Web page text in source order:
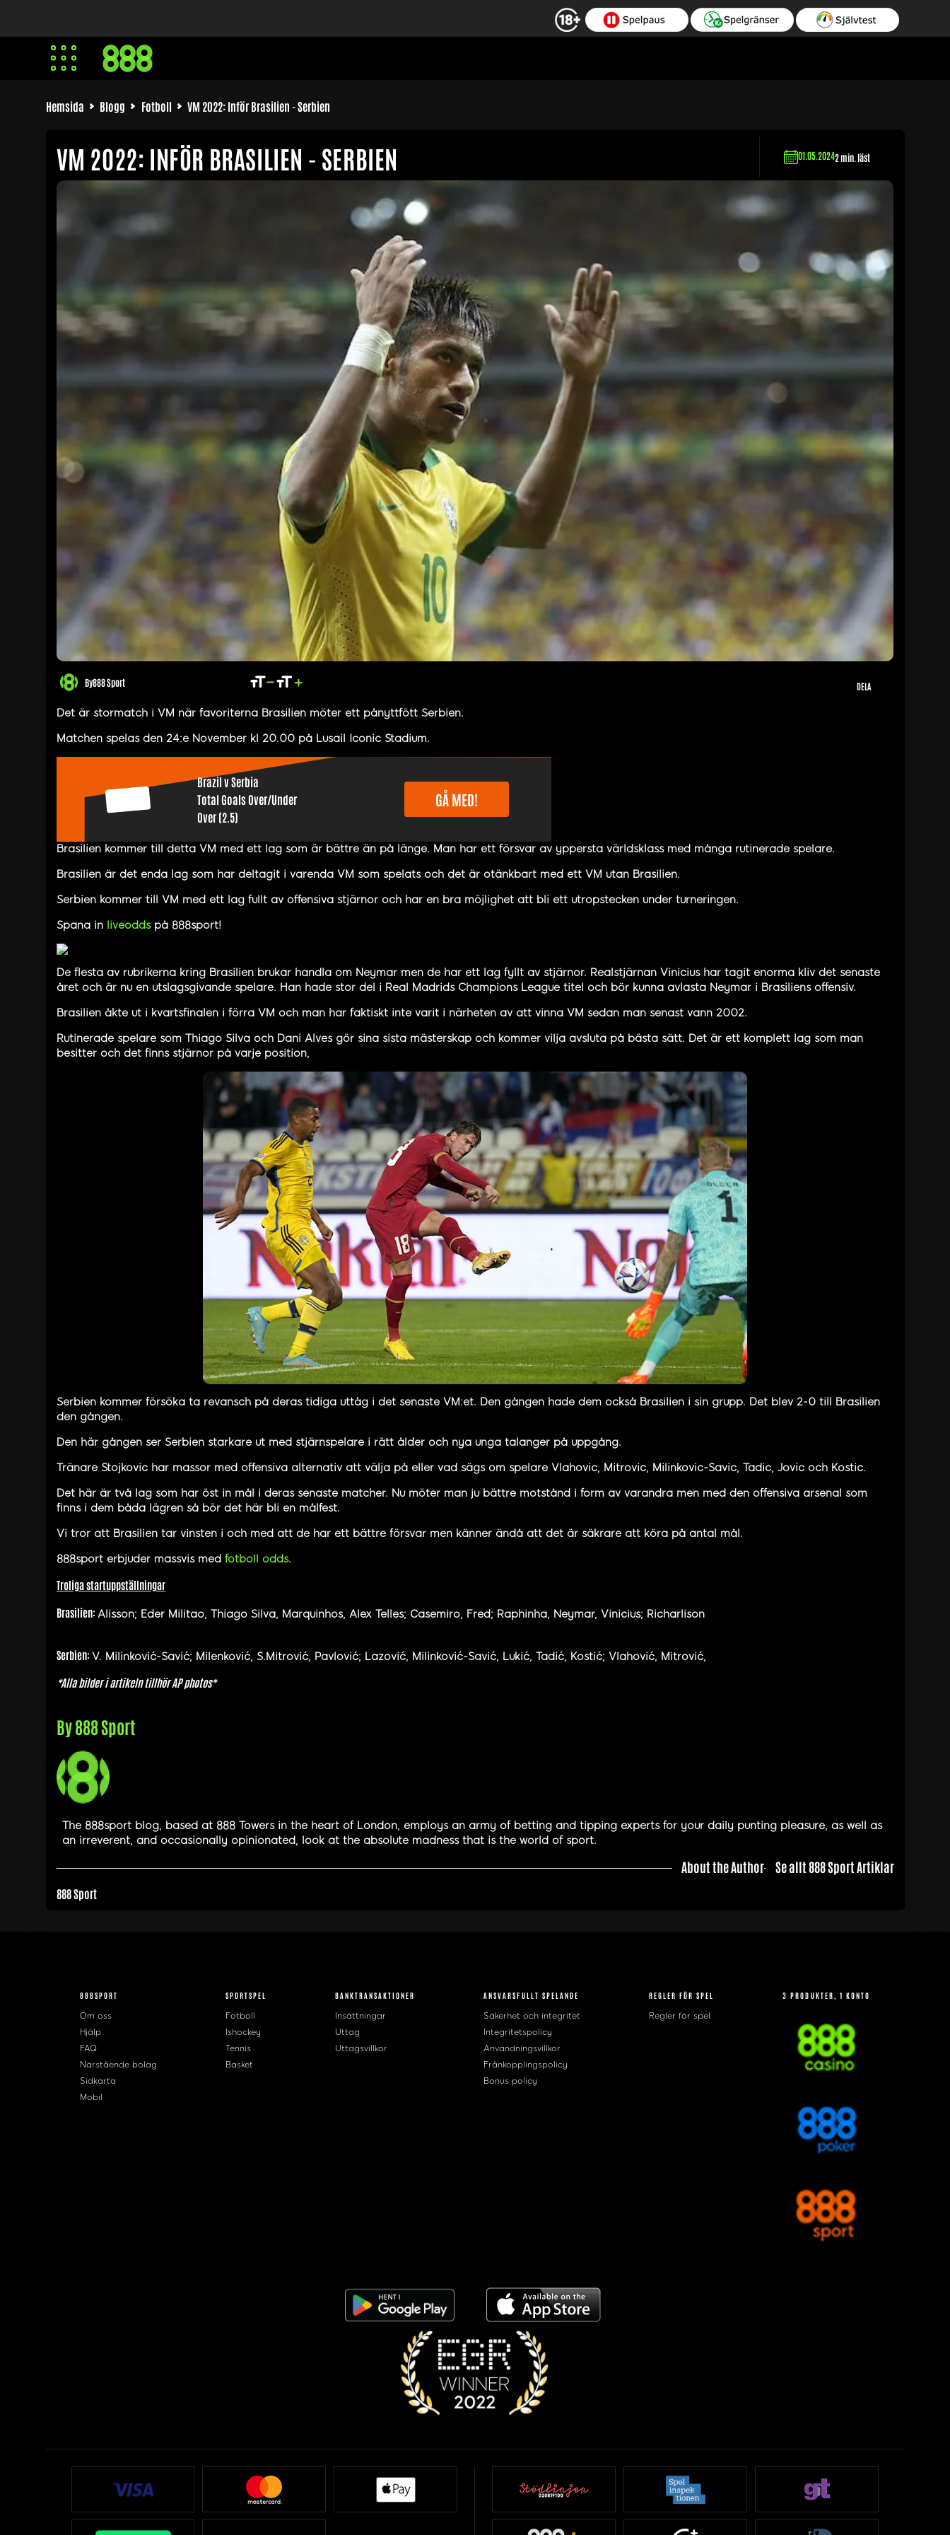
Hemsida Blogg Fotboll VM 2022: Inför Brasilien - Serbien
VM 2022: INFÖR BRASILIEN - SERBIEN 01.05.20242 min. läst
By888 Sport DELA
Det är stormatch i VM när favoriterna Brasilien möter ett pånyttfött Serbien.
Matchen spelas den 24:e November kl 20.00 på Lusail Iconic Stadium.
Brazil v Serbia
Total Goals Over/Under
Over (2.5)
GÅ MED!
Brasilien kommer till detta VM med ett lag som är bättre än på länge. Man har ett försvar av yppersta världsklass med många rutinerade spelare.
Brasilien är det enda lag som har deltagit i varenda VM som spelats och det är otänkbart med ett VM utan Brasilien.
Serbien kommer till VM med ett lag fullt av offensiva stjärnor och har en bra möjlighet att bli ett utropstecken under turneringen.
Spana in liveoddspå 888sport!
De flesta av rubrikerna kring Brasilien brukar handla om Neymar men de har ett lag fyllt av stjärnor. Realstjärnan Vinicius har tagit enorma kliv det senaste
året och är nu en utslagsgivande spelare. Han hade stor del i Real Madrids Champions League titel och bör kunna avlasta Neymar i Brasiliens offensiv.
Brasilien åkte ut i kvartsfinalen i förra VM och man har faktiskt inte varit i närheten av att vinna VM sedan man senast vann 2002.
Rutinerade spelare som Thiago Silva och Dani Alves gör sina sista mästerskap och kommer vilja avsluta på bästa sätt. Det är ett komplett lag som man
besitter och det finns stjärnor på varje position,
Serbien kommer försöka ta revansch på deras tidiga uttåg i det senaste VM:et. Den gången hade dem också Brasilien i sin grupp. Det blev 2-0 till Brasilien
den gången.
Den här gången ser Serbien starkare ut med stjärnspelare i rätt ålder och nya unga talanger på uppgång.
Tränare Stojkovic har massor med offensiva alternativ att välja på eller vad sägs om spelare Vlahovic, Mitrovic, Milinkovic-Savic, Tadic, Jovic och Kostic.
Det här är två lag som har öst in mål i deras senaste matcher. Nu möter man ju bättre motstånd i form av varandra men med den offensiva arsenal som
finns i dem båda lägren så bör det här bli en målfest.
Vi tror att Brasilien tar vinsten i och med att de har ett bättre försvar men känner ändå att det är säkrare att köra på antal mål.
888sport erbjuder massvis med fotboll odds.
Troliga startuppställningar
Brasilien: Alisson; Eder Militao, Thiago Silva, Marquinhos, Alex Telles; Casemiro, Fred; Raphinha, Neymar, Vinicius; Richarlison
Serbien: V. Milinković-Savić; Milenković, S.Mitrović, Pavlović; Lazović, Milinković-Savić, Lukić, Tadić, Kostić; Vlahović, Mitrović,
*Alla bilder i artikeln tillhör AP photos*
By888 Sport
The 888sport blog, based at 888 Towers in the heart of London, employs an army of betting and tipping experts for your daily punting pleasure, as well as
an irreverent, and occasionally opinionated, look at the absolute madness that is the world of sport.
About the Author Se allt 888 Sport Artiklar
888 Sport
888SPORT
Om oss
Hjälp
FAQ
Närstående bolag
Sidkarta
Mobil
SPORTSPEL
Fotboll
Ishockey
Tennis
Basket
BANKTRANSAKTIONER
Insättningar
Uttag
Uttagsvillkor
ANSVARSFULLT SPELANDE
Säkerhet och integritet
Integritetspolicy
Användningsvillkor
Frånkopplingspolicy
Bonus policy
REGLER FÖR SPEL
Regler för spel
3 PRODUKTER, 1 KONTO